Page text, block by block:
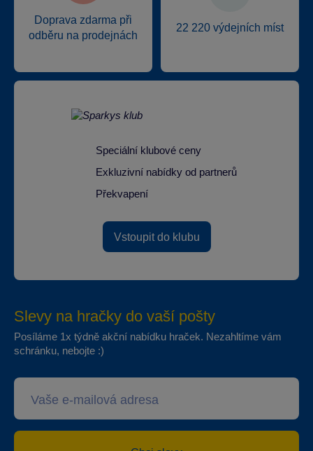
Doprava zdarma při
odběru na prodejnách
22 220 výdejních míst
Speciální klubové ceny
Exkluzivní nabídky od partnerů
Překvapení
Vstoupit do klubu
Slevy na hračky do vaší pošty
Posíláme 1x týdně akční nabídku hraček. Nezahltíme vám
schránku, nebojte :)